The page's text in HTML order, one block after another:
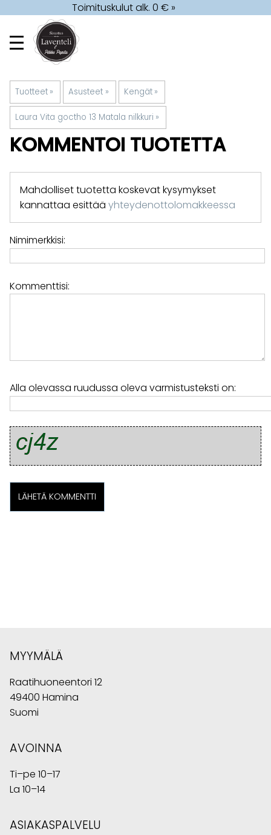
Toimituskulut alk. 0 € »
Tuotteet ‪» Asusteet ‪» Kengät ‪»
Laura Vita goctho 13 Matala nilkkuri ‪»
KOMMENTOI TUOTETTA
Mahdolliset tuotetta koskevat kysymykset
kannattaa esittää yhteydenottolomakkeessa
Nimimerkkisi:
Kommenttisi:
Alla olevassa ruudussa oleva varmistusteksti on:
MYYMÄLÄ
Raatihuoneentori 12
49400 Hamina
Suomi
AVOINNA
Ti–pe 10–17
La 10–14
ASIAKASPALVELU